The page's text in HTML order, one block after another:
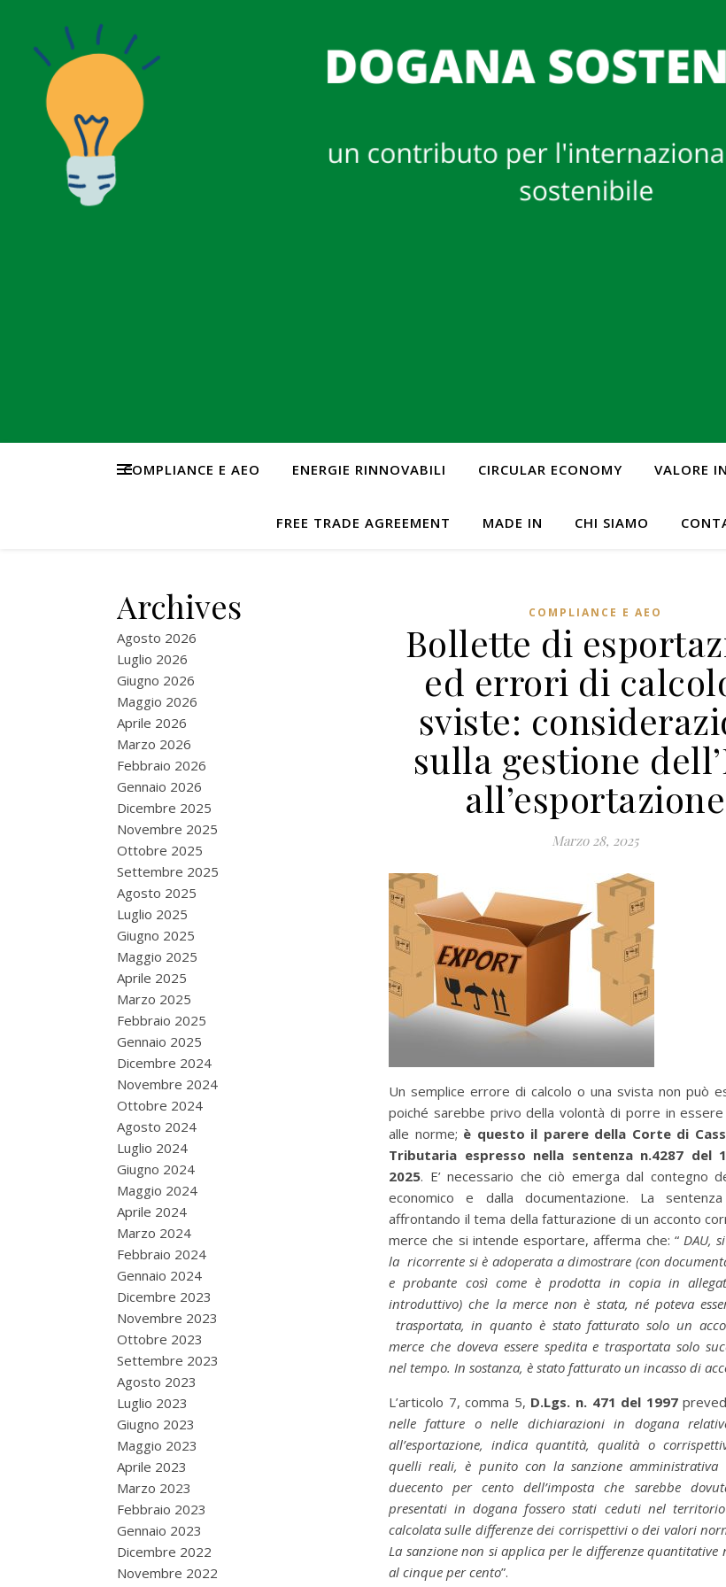
COMPLIANCE E AEO ENERGIE RINNOVABILI CIRCULAR ECONOMY VALORE
FREE TRADE AGREEMENT MADE IN CHI SIAMO
Archives
Agosto 2026
Luglio 2026
Giugno 2026
Maggio 2026
Aprile 2026
Marzo 2026
Febbraio 2026
Gennaio 2026
Dicembre 2025
Novembre 2025
Ottobre 2025
Settembre 2025
Agosto 2025
Luglio 2025
Giugno 2025
Maggio 2025
Aprile 2025
Marzo 2025
Febbraio 2025
Gennaio 2025
Dicembre 2024
Novembre 2024
Ottobre 2024
Agosto 2024
Luglio 2024
Giugno 2024
Maggio 2024
Aprile 2024
Marzo 2024
Febbraio 2024
Gennaio 2024
Dicembre 2023
Novembre 2023
Ottobre 2023
Settembre 2023
Agosto 2023
Luglio 2023
Giugno 2023
Maggio 2023
Aprile 2023
Marzo 2023
Febbraio 2023
Gennaio 2023
Dicembre 2022
Novembre 2022
COMPLIANCE E AEO
Bollette di
ed errori di
sviste:
sulla gestione
all’esportazione
Marzo 28, 2025
Un semplice errore di calcolo o una svista non può
poiché sarebbe privo della volontà di porre in
alle norme; è questo il parere della Corte di
Tributaria espresso nella sentenza n.4287 del
2025. E’ necessario che ciò emerga dal contegno
economico e dalla documentazione. La
affrontando il tema della fatturazione di un acconto
merce che si intende esportare, afferma che: “DAU,
la ricorrente si è adoperata a dimostrare (con
e probante così come è prodotta in copia in
introduttivo) che la merce non è stata, né poteva
trasportata, in quanto è stato fatturato solo un
merce che doveva essere spedita e trasportata solo
nel tempo. In sostanza, è stato fatturato un incasso di
L’articolo 7, comma 5, D.Lgs. n. 471 del 1997
nelle fatture o nelle dichiarazioni in dogana
all’esportazione, indica quantità, qualità o
quelli reali, è punito con la sanzione
duecento per cento dell’imposta che sarebbe
presentati in dogana fossero stati ceduti nel
calcolata sulle differenze dei corrispettivi o dei valori
La sanzione non si applica per le differenze quantitative
al cinque per cento”.